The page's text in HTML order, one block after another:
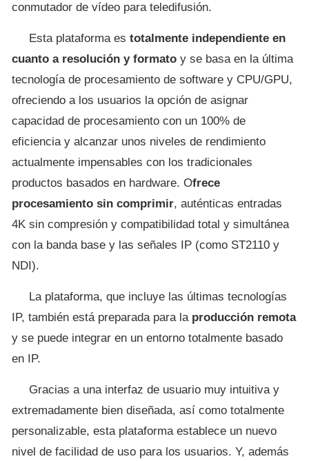
conmutador de vídeo para teledifusión.
Esta plataforma es totalmente independiente en
cuanto a resolución y formato y se basa en la última
tecnología de procesamiento de software y CPU/GPU,
ofreciendo a los usuarios la opción de asignar
capacidad de procesamiento con un 100% de
eficiencia y alcanzar unos niveles de rendimiento
actualmente impensables con los tradicionales
productos basados en hardware. Ofrece
procesamiento sin comprimir, auténticas entradas
4K sin compresión y compatibilidad total y simultánea
con la banda base y las señales IP (como ST2110 y
NDI).
La plataforma, que incluye las últimas tecnologías
IP, también está preparada para la producción remota
y se puede integrar en un entorno totalmente basado
en IP.
Gracias a una interfaz de usuario muy intuitiva y
extremadamente bien diseñada, así como totalmente
personalizable, esta plataforma establece un nuevo
nivel de facilidad de uso para los usuarios. Y, además